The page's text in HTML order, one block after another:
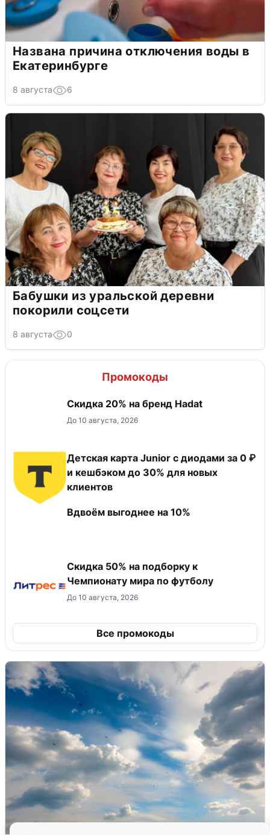
Названа причина отключения воды в
Екатеринбурге
8 августа 6
Бабушки из уральской деревни
покорили соцсети
8 августа 0
Промокоды
Скидка 20% на бренд Hadat
До 10 августа, 2026
Детская карта Junior с диодами за 0 ₽
и кешбэком до 30% для новых
клиентов
Вдвоём выгоднее на 10%
Скидка 50% на подборку к
Чемпионату мира по футболу
До 10 августа, 2026
Все промокоды